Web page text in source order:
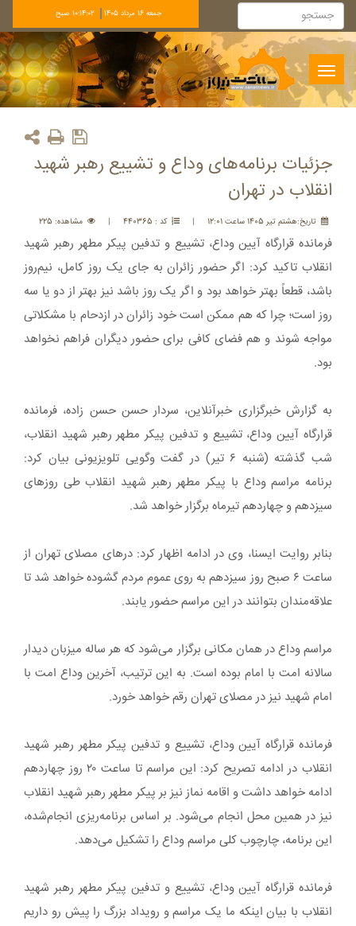
جمعه 16 مرداد 1405 10:14:02 صبح
Toggle
navigation
جزئیات برنامه‌های وداع و تشییع رهبر شهید
انقلاب در تهران
تاريخ:هشتم تير 1405 ساعت 12:01 | کد : 440365 | مشاهده: 225
فرمانده قرارگاه آیین وداع، تشییع و تدفین پیکر مطهر رهبر شهید
انقلاب تاکید کرد: اگر حضور زائران به جای یک روز کامل، نیم‌روز
باشد، قطعاً بهتر خواهد بود و اگر یک روز باشد نیز بهتر از دو یا سه
روز است؛ چرا که هم ممکن است خود زائران در ازدحام با مشکلاتی
مواجه شوند و هم فضای کافی برای حضور دیگران فراهم نخواهد
بود.
به گزارش خبرگزاری خبرآنلاین، سردار حسن حسن زاده، فرمانده
قرارگاه آیین وداع، تشییع و تدفین پیکر مطهر رهبر شهید انقلاب،
شب گذشته (شنبه ۶ تیر) در گفت وگویی تلویزیونی بیان کرد:
برنامه مراسم وداع با پیکر مطهر رهبر شهید انقلاب طی روزهای
سیزدهم و چهاردهم تیرماه برگزار خواهد شد.
بنابر روایت ایسنا، وی در ادامه اظهار کرد: درهای مصلای تهران از
ساعت ۶ صبح روز سیزدهم به روی عموم مردم گشوده خواهد شد تا
علاقه‌مندان بتوانند در این مراسم حضور یابند.
مراسم وداع در همان مکانی برگزار می‌شود که هر ساله میزبان دیدار
سالانه امت با امام بوده است. به این ترتیب، آخرین وداع امت با
امام شهید نیز در مصلای تهران رقم خواهد خورد.
فرمانده قرارگاه آیین وداع، تشییع و تدفین پیکر مطهر رهبر شهید
انقلاب در ادامه تصریح کرد: این مراسم تا ساعت ۲۰ روز چهاردهم
ادامه خواهد داشت و اقامه نماز نیز بر پیکر مطهر رهبر شهید انقلاب
نیز در همین محل انجام می‌شود. بر اساس برنامه‌ریزی انجام‌شده،
این برنامه، چارچوب کلی مراسم وداع را تشکیل می‌دهد.
فرمانده قرارگاه آیین وداع، تشییع و تدفین پیکر مطهر رهبر شهید
انقلاب با بیان اینکه ما یک مراسم و رویداد بزرگ را پیش رو داریم